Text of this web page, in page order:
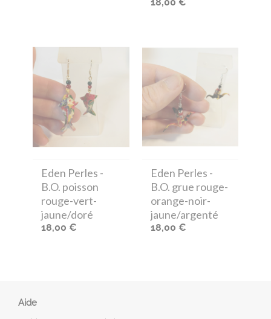
Eden Perles -
B.O. poisson
rouge-vert-
jaune/doré
18,00 €
Eden Perles -
B.O. grue rouge-
orange-noir-
jaune/argenté
18,00 €
Aide